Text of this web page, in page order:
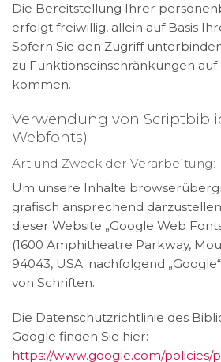
Die Bereitstellung Ihrer
erfolgt freiwillig, allein auf Basis
Sofern Sie den Zugriff
zu Funktionseinschränkungen
kommen.
Verwendung von
Webfonts)
Art und Zweck der Verarbeitung:
Um unsere Inhalte
grafisch ansprechend
dieser Website „Google Web
(1600 Amphitheatre Parkway,
94043, USA; nachfolgend
von Schriften.
Die Datenschutzrichtlinie des
Google finden Sie hier:
https://www.google.com/policies/